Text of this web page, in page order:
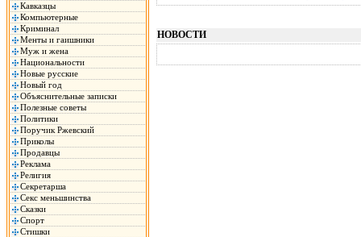
Кавказцы
Компьютерные
Криминал
Менты и гаишники
Муж и жена
Национальности
Новые русские
Новый год
Объяснительные записки
Полезные советы
Политики
Поручик Ржевский
Приколы
Продавцы
Реклама
Религия
Секретарша
Секс меньшинства
Сказки
Спорт
Стишки
НОВОСТИ